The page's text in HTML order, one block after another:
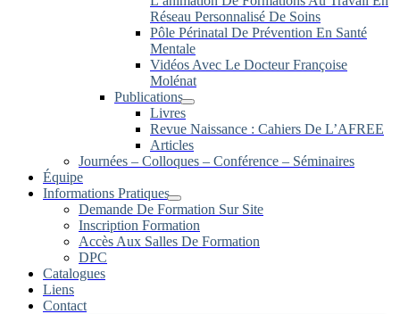
Réseau Personnalisé De Soins
Pôle Périnatal De Prévention En Santé
Mentale
Vidéos Avec Le Docteur Françoise
Molénat
Publications
Livres
Revue Naissance : Cahiers De L’AFREE
Articles
Journées – Colloques – Conférence – Séminaires
Équipe
Informations Pratiques
Demande De Formation Sur Site
Inscription Formation
Accès Aux Salles De Formation
DPC
Catalogues
Liens
Contact